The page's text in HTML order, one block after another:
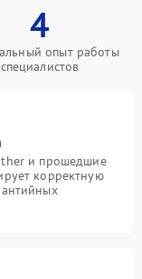
4
опыт работы
специалистов
и прошедшие
корректную